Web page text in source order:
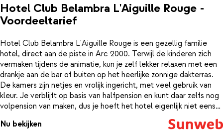
Hotel Club Belambra L'Aiguille Rouge -
Voordeeltarief
Hotel Club Belambra L'Aiguille Rouge is een gezellig familie
hotel, direct aan de piste in Arc 2000. Terwijl de kinderen zich
vermaken tijdens de animatie, kun je zelf lekker relaxen met een
drankje aan de bar of buiten op het heerlijke zonnige dakterras.
De kamers zijn netjes en vrolijk ingericht, met veel gebruik van
kleur. Je verblijft op basis van halfpension en kunt daar zelfs nog
volpension van maken, dus je hoeft het hotel eigenlijk niet eens
uit. Mocht je toch een keer 's avonds op pad willen dan kun je
gemakkelijk te voet naar het gezellige centrum. Hier vind je
Nu bekijken